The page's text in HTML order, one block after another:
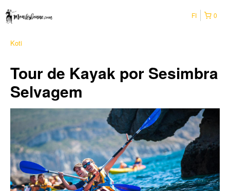
0
FI
Koti
Tour de Kayak por Sesimbra
Selvagem